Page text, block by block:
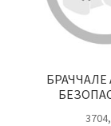
БРАЧЧАЛЕ